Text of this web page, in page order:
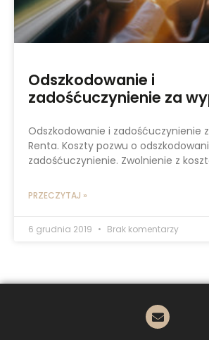
Odszkodowanie i
zadośćuczynienie za
Odszkodowanie i zadośćuczynienie
Renta. Koszty pozwu o
zadośćuczynienie. Zwolnienie z
PRZECZYTAJ »
6 grudnia 2019 Brak komentarzy